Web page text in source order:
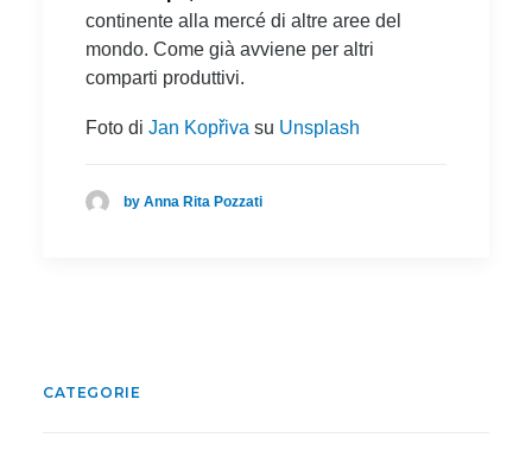
continente alla mercé di altre aree del
mondo. Come già avviene per altri
comparti produttivi.
Foto di Jan Kopřiva su Unsplash
by Anna Rita Pozzati
CATEGORIE